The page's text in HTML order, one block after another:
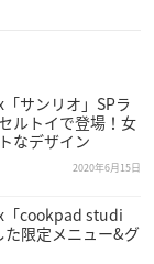
「サンリオ」SPラ
ルトイで登場！女
なデザイン
2020年6月15日
「cookpad studi
限定メニュー&グ